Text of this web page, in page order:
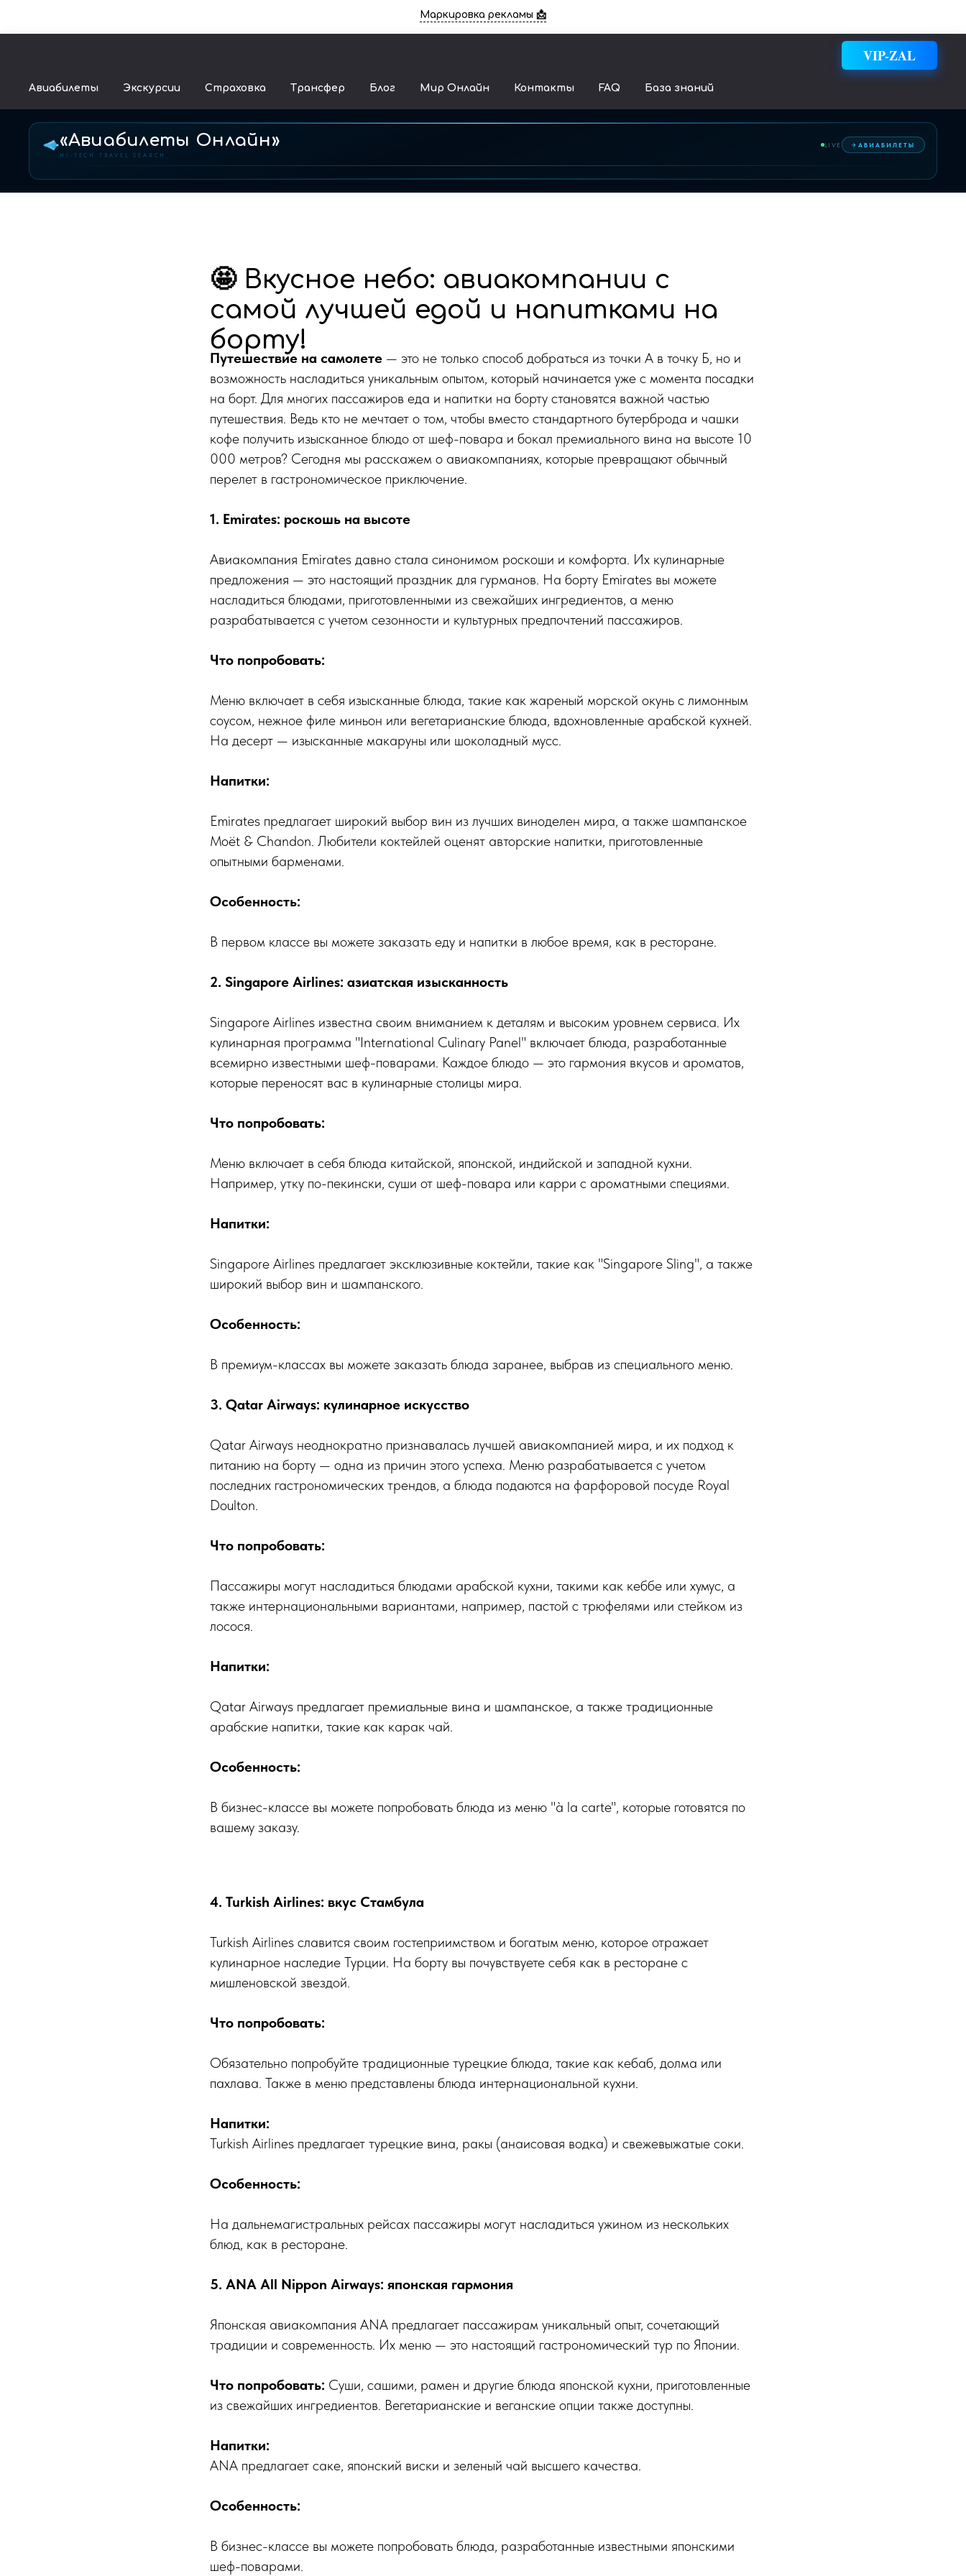
Маркировка рекламы 📩
VIP-ZAL
Авиабилеты Экскурсии Страховка Трансфер Блог Мир Онлайн Контакты FAQ База знаний
«Авиабилеты Онлайн»
HI-TECH TRAVEL SEARCH
LIVE ✈ АВИАБИЛЕТЫ
🤩 Вкусное небо: авиакомпании с
самой лучшей едой и напитками на
борту!
Путешествие на самолете — это не только способ добраться из точки А в точку Б, но и
возможность насладиться уникальным опытом, который начинается уже с момента посадки
на борт. Для многих пассажиров еда и напитки на борту становятся важной частью
путешествия. Ведь кто не мечтает о том, чтобы вместо стандартного бутерброда и чашки
кофе получить изысканное блюдо от шеф-повара и бокал премиального вина на высоте 10
000 метров? Сегодня мы расскажем о авиакомпаниях, которые превращают обычный
перелет в гастрономическое приключение.
1. Emirates: роскошь на высоте
Авиакомпания Emirates давно стала синонимом роскоши и комфорта. Их кулинарные
предложения — это настоящий праздник для гурманов. На борту Emirates вы можете
насладиться блюдами, приготовленными из свежайших ингредиентов, а меню
разрабатывается с учетом сезонности и культурных предпочтений пассажиров.
Что попробовать:
Меню включает в себя изысканные блюда, такие как жареный морской окунь с лимонным
соусом, нежное филе миньон или вегетарианские блюда, вдохновленные арабской кухней.
На десерт — изысканные макаруны или шоколадный мусс.
Напитки:
Emirates предлагает широкий выбор вин из лучших виноделен мира, а также шампанское
Moët & Chandon. Любители коктейлей оценят авторские напитки, приготовленные
опытными барменами.
Особенность:
В первом классе вы можете заказать еду и напитки в любое время, как в ресторане.
2. Singapore Airlines: азиатская изысканность
Singapore Airlines известна своим вниманием к деталям и высоким уровнем сервиса. Их
кулинарная программа "International Culinary Panel" включает блюда, разработанные
всемирно известными шеф-поварами. Каждое блюдо — это гармония вкусов и ароматов,
которые переносят вас в кулинарные столицы мира.
Что попробовать:
Меню включает в себя блюда китайской, японской, индийской и западной кухни.
Например, утку по-пекински, суши от шеф-повара или карри с ароматными специями.
Напитки:
Singapore Airlines предлагает эксклюзивные коктейли, такие как "Singapore Sling", а также
широкий выбор вин и шампанского.
Особенность:
В премиум-классах вы можете заказать блюда заранее, выбрав из специального меню.
3. Qatar Airways: кулинарное искусство
Qatar Airways неоднократно признавалась лучшей авиакомпанией мира, и их подход к
питанию на борту — одна из причин этого успеха. Меню разрабатывается с учетом
последних гастрономических трендов, а блюда подаются на фарфоровой посуде Royal
Doulton.
Что попробовать:
Пассажиры могут насладиться блюдами арабской кухни, такими как кеббе или хумус, а
также интернациональными вариантами, например, пастой с трюфелями или стейком из
лосося.
Напитки:
Qatar Airways предлагает премиальные вина и шампанское, а также традиционные
арабские напитки, такие как карак чай.
Особенность:
В бизнес-классе вы можете попробовать блюда из меню "à la carte", которые готовятся по
вашему заказу.
4. Turkish Airlines: вкус Стамбула
Turkish Airlines славится своим гостеприимством и богатым меню, которое отражает
кулинарное наследие Турции. На борту вы почувствуете себя как в ресторане с
мишленовской звездой.
Что попробовать:
Обязательно попробуйте традиционные турецкие блюда, такие как кебаб, долма или
пахлава. Также в меню представлены блюда интернациональной кухни.
Напитки:
Turkish Airlines предлагает турецкие вина, ракы (анаисовая водка) и свежевыжатые соки.
Особенность:
На дальнемагистральных рейсах пассажиры могут насладиться ужином из нескольких
блюд, как в ресторане.
5. ANA All Nippon Airways: японская гармония
Японская авиакомпания ANA предлагает пассажирам уникальный опыт, сочетающий
традиции и современность. Их меню — это настоящий гастрономический тур по Японии.
Что попробовать: Суши, сашими, рамен и другие блюда японской кухни, приготовленные
из свежайших ингредиентов. Вегетарианские и веганские опции также доступны.
Напитки:
ANA предлагает саке, японский виски и зеленый чай высшего качества.
Особенность:
В бизнес-классе вы можете попробовать блюда, разработанные известными японскими
шеф-поварами.